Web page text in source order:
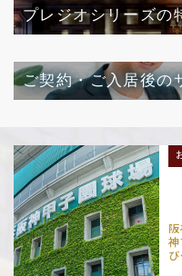
プレジオシリーズの
ご契約・ご入居後の